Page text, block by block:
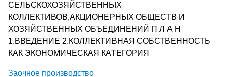
СЕЛЬСКОХОЗЯЙСТВЕННЫХ
КОЛЛЕКТИВОВ,АКЦИОНЕРНЫХ ОБЩЕСТВ И
ХОЗЯЙСТВЕННЫХ ОБЪЕДИНЕНИЙ П Л А Н
1.ВВЕДЕНИЕ 2.КОЛЛЕКТИВНАЯ СОБСТВЕННОСТЬ
КАК ЭКОНОМИЧЕСКАЯ КАТЕГОРИЯ
Заочное производство